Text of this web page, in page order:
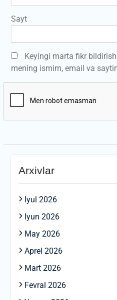
Sayt
Keyingi marta fikr
mening ismim, email va
Arxivlar
Iyul 2026
Iyun 2026
May 2026
Aprel 2026
Mart 2026
Fevral 2026